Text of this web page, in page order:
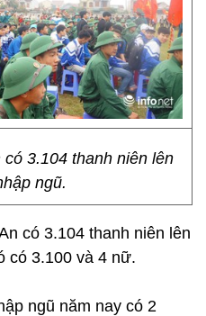
3.104 thanh niên lên
ngũ.
có 3.104 thanh niên lên
có 3.100 và 4 nữ.
ngũ năm nay có 2